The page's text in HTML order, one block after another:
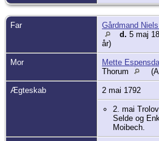
Far Gårdmand
d. 5 maj
år)
Mor Mette
Thorum
Ægteskab 2 mai 1792
2. mai
Selde og
Moibech.